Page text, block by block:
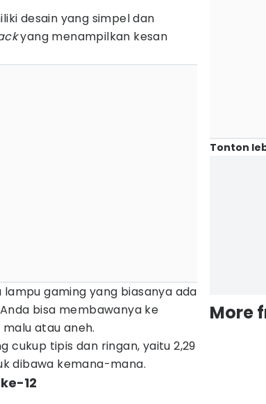
desain yang simpel dan
yang menampilkan kesan
gaming yang biasanya ada
bisa membawanya ke
atau aneh.
cukup tipis dan ringan, yaitu 2,29
dibawa kemana-mana.
12
Tonton
More